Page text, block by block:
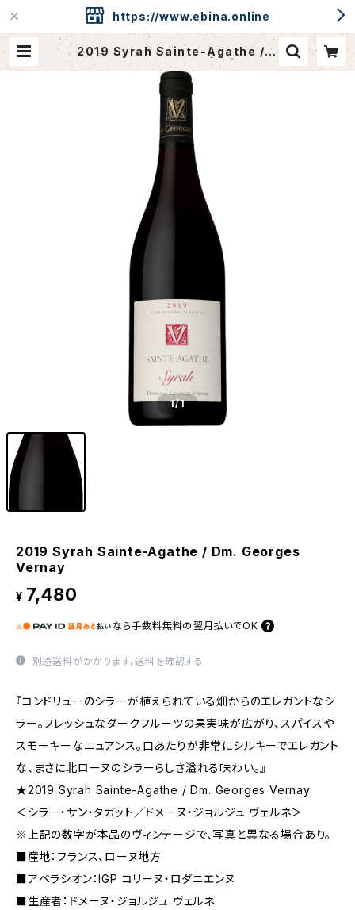
https://www.ebina.online
2019 Syrah Sainte-Agathe / D
m. Georges Vernay | ebina.on
line / CAVEdeEBINA
1/1
2019 Syrah Sainte-Agathe / Dm. Georges
Vernay
¥ 7,480
なら 手数料無料の 翌月払いでOK
別途送料がかかります。送料を確認する
『コンドリューのシラーが植えられている畑からのエレガントなシ
ラー。フレッシュなダークフルーツの果実味が広がり、スパイスや
スモーキーなニュアンス。口あたりが非常にシルキーでエレガント
な、まさに北ローヌのシラーらしさ溢れる味わい。』
★2019 Syrah Sainte-Agathe / Dm. Georges Vernay
＜シラー・サン・タガット／ドメーヌ・ジョルジュ ヴェルネ＞
※上記の数字が本品のヴィンテージで、写真と異なる場合あり。
■産地：フランス、ローヌ地方
■アペラシオン：IGP コリーヌ・ロダニエンヌ
■生産者：ドメーヌ・ジョルジュ ヴェルネ